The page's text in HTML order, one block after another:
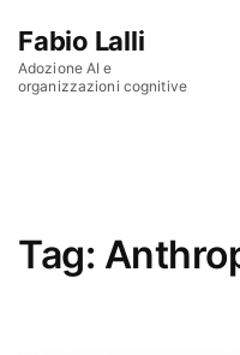
Fabio Lalli
Adozione AI e
organizzazioni cognitive
Tag: